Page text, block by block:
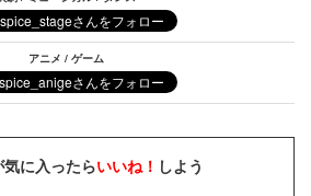
アニメ / ゲーム
に入ったらいいね！ しよう